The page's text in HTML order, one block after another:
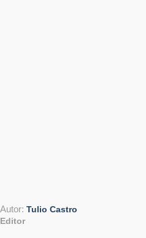
Autor: Tulio Castro
Editor